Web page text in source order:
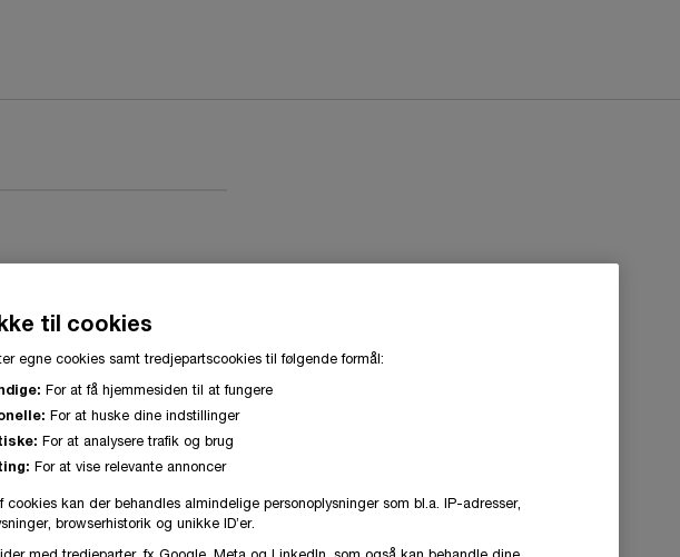
til cookies
egne cookies samt tredjepartscookies til følgende formål:
For at få hjemmesiden til at fungere
For at huske dine indstillinger
For at analysere trafik og brug
For at vise relevante annoncer
cookies kan der behandles almindelige personoplysninger som bl.a. IP-adresser,
browserhistorik og unikke ID’er.